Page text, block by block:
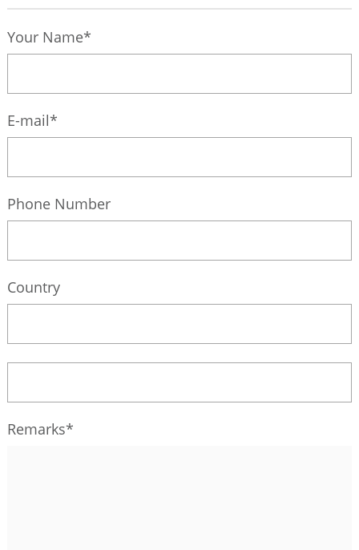
Your Name*
E-mail*
Phone Number
Country
Remarks*